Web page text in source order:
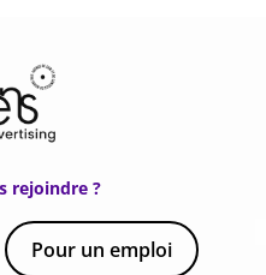
rejoindre ?
Pour un emploi